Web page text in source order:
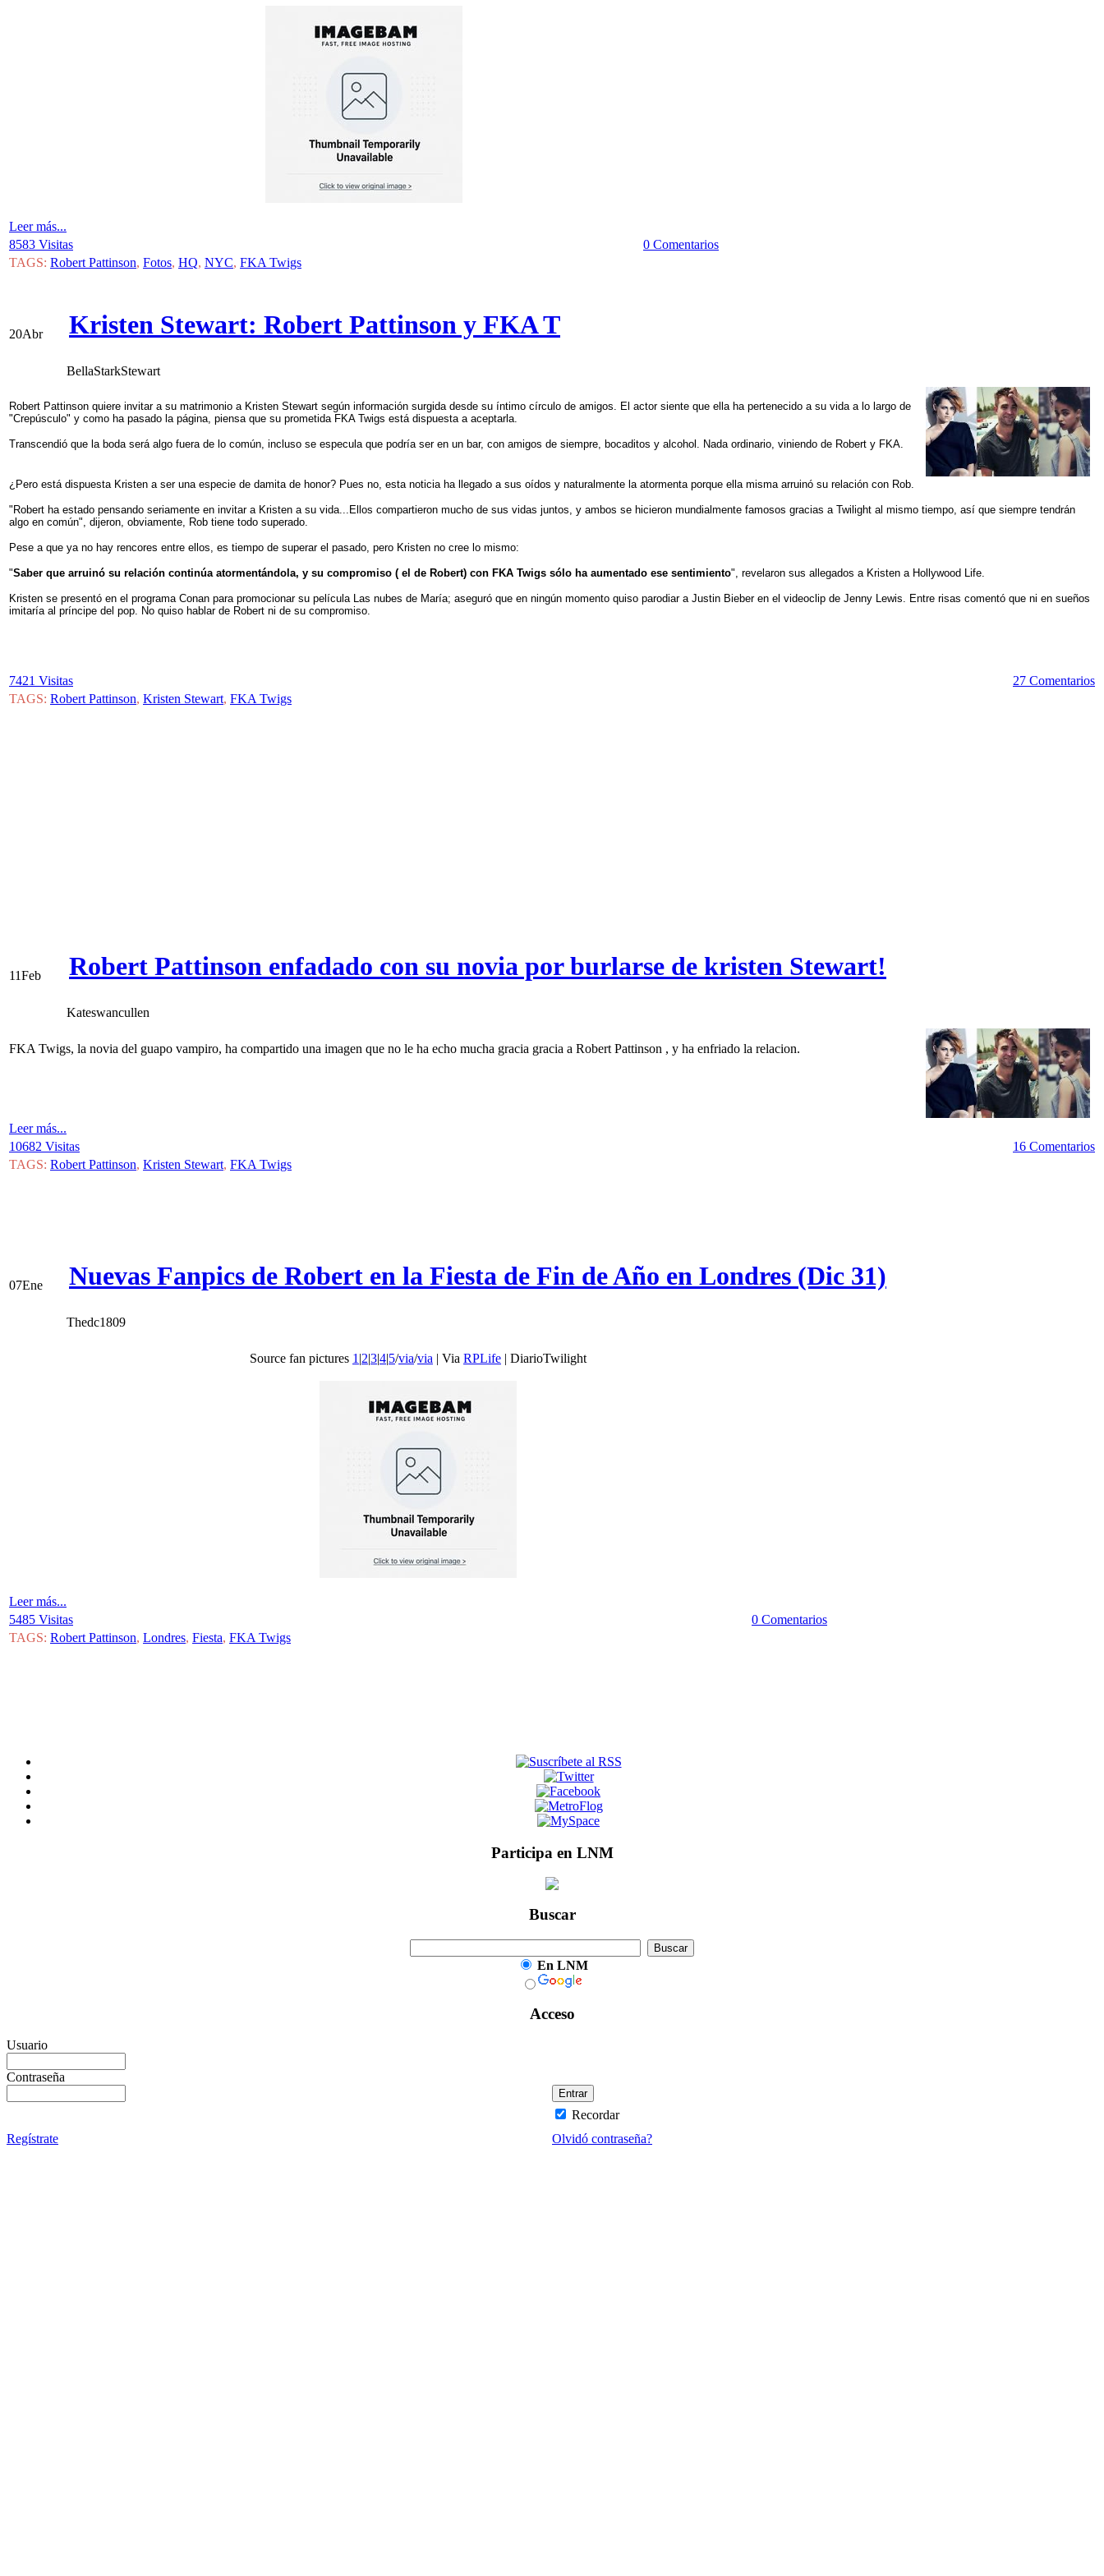
Leer más...
8583 Visitas
0 Comentarios
TAGS: Robert Pattinson, Fotos, HQ, NYC, FKA Twigs
20Abr Kristen Stewart: Robert Pattinson y FKA T
BellaStarkStewart
Robert Pattinson quiere invitar a su matrimonio a Kristen Stewart según información surgida desde su íntimo círculo de amigos. El actor siente que ella ha pertenecido a su vida a lo largo de
"Crepúsculo" y como ha pasado la página, piensa que su prometida FKA Twigs está dispuesta a aceptarla.
Transcendió que la boda será algo fuera de lo común, incluso se especula que podría ser en un bar, con amigos de siempre, bocaditos y alcohol. Nada ordinario, viniendo de Robert y FKA.
¿Pero está dispuesta Kristen a ser una especie de damita de honor? Pues no, esta noticia ha llegado a sus oídos y naturalmente la atormenta porque ella misma arruinó su relación con Rob.
"Robert ha estado pensando seriamente en invitar a Kristen a su vida...Ellos compartieron mucho de sus vidas juntos, y ambos se hicieron mundialmente famosos gracias a Twilight al mismo tiempo, así que siempre tendrán
algo en común", dijeron, obviamente, Rob tiene todo superado.
Pese a que ya no hay rencores entre ellos, es tiempo de superar el pasado, pero Kristen no cree lo mismo:
"Saber que arruinó su relación continúa atormentándola, y su compromiso ( el de Robert) con FKA Twigs sólo ha aumentado ese sentimiento", revelaron sus allegados a Kristen a Hollywood Life.
Kristen se presentó en el programa Conan para promocionar su película Las nubes de María; aseguró que en ningún momento quiso parodiar a Justin Bieber en el videoclip de Jenny Lewis. Entre risas comentó que ni en sueños
imitaría al príncipe del pop. No quiso hablar de Robert ni de su compromiso.
7421 Visitas
27 Comentarios
TAGS: Robert Pattinson, Kristen Stewart, FKA Twigs
11Feb Robert Pattinson enfadado con su novia por burlarse de kristen Stewart!
Kateswancullen
FKA Twigs, la novia del guapo vampiro, ha compartido una imagen que no le ha echo mucha gracia gracia a Robert Pattinson , y ha enfriado la relacion.
Leer más...
10682 Visitas
16 Comentarios
TAGS: Robert Pattinson, Kristen Stewart, FKA Twigs
07Ene Nuevas Fanpics de Robert en la Fiesta de Fin de Año en Londres (Dic 31)
Thedc1809
Source fan pictures 1 |2|3|4|5/via/via | Via RPLife | DiarioTwilight
Leer más...
5485 Visitas
0 Comentarios
TAGS: Robert Pattinson, Londres, Fiesta, FKA Twigs
Participa en LNM
Buscar
En LNM
Acceso
Usuario
Contraseña
Recordar
Regístrate
Olvidó contraseña?